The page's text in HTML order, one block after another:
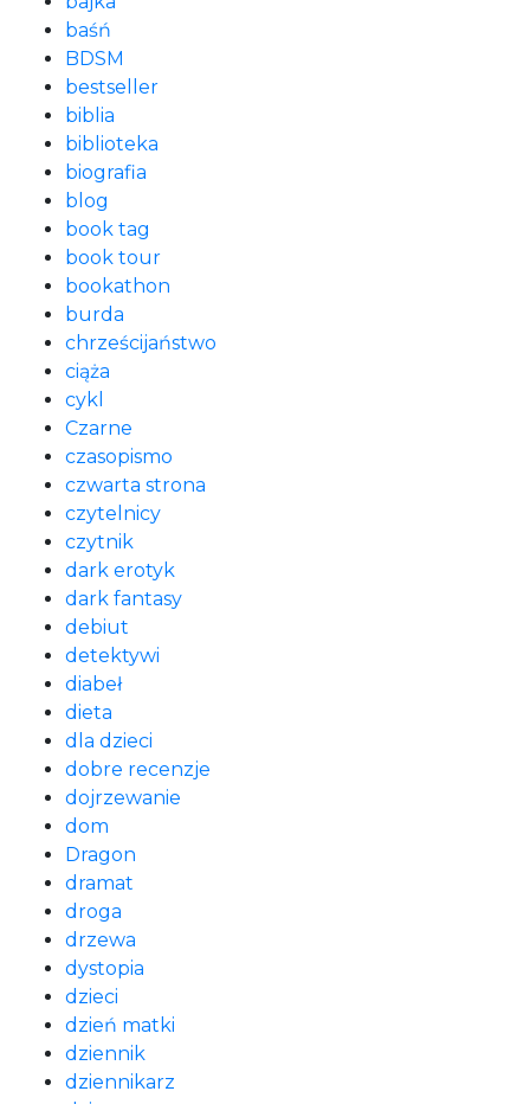
baśń
BDSM
bestseller
biblia
biblioteka
biografia
blog
book tag
book tour
bookathon
burda
chrześcijaństwo
ciąża
cykl
Czarne
czasopismo
czwarta strona
czytelnicy
czytnik
dark erotyk
dark fantasy
debiut
detektywi
diabeł
dieta
dla dzieci
dobre recenzje
dojrzewanie
dom
Dragon
dramat
droga
drzewa
dystopia
dzieci
dzień matki
dziennik
dziennikarz